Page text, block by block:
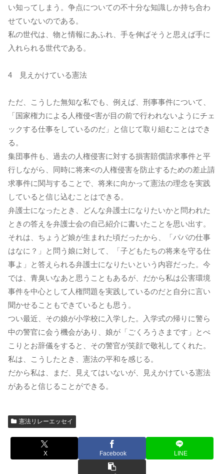
い知ってしまう。争点についての不十分な知識しか持ち合わ
せていないのである。
私の世代は、物と情報にあふれ、手を伸ばそうと思えば手に
入れられる世代である。
4 見えかけている憲法
ただ、こうした無知な私でも、例えば、刑事事件について、
「国家権力による人権侵<害が目の前で行われないようにチェ
ックする仕事をしているのだ」と信じて取り組むことはでき
る。
集団事件も、過去の人権侵害に対する損害賠償請求事件と平
行しながら、同時に将来<の人権侵害を防止するための差止請
求事件に関与することで、将来に向かって憲法の理念を実践
していると信じ込むことはできる。
弁護士になったとき、どんな弁護士になりたいかと問われた
ときの答えを弁護士会の自己紹介に書いたことを思い出す。
それは、ちょうど娘が生まれた頃だったから、「パパの仕事
はなに？」と問う娘に対して、「子どもたちの将来を守る仕
事よ」と答えられる弁護士になりたいという内容だった。今
では、青臭いなあと思うこともあるが、だから私は公害環境
事件を中心として人権問題を実践しているのだと自分に言い
聞かせることもできているとも思う。
つい最近、その娘が小学校に入学した。入学式の帰りに警ら
中の警官に会う機会があり、娘が「ごくろうさまです」とぺ
こりとお辞儀をすると、その警官が笑顔で敬礼してくれた。
私は、こうしたとき、憲法の平和を感じる。
だから私は、まだ、見えてはいないが、見えかけている憲法
があると信じることができる。
憲法リレーエッセイ
X Facebook LINE